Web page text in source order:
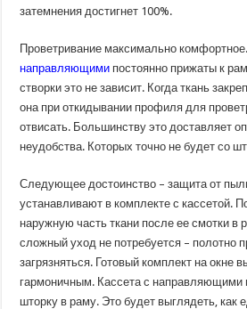
затемнения достигнет 100%.
Проветривание максимально комфортное.
направляющими постоянно прижаты к
створки это не зависит. Когда ткань
она при откидывании профиля для
отвисать. Большинству это доставляет
неудобства. Которых точно не будет со
Следующее достоинство – защита от
устанавливают в комплекте с кассетой.
наружную часть ткани после ее смотки в
сложный уход не потребуется – полотно
загрязняться. Готовый комплект на окне
гармоничным. Кассета с направляющими
шторку в раму. Это будет выглядеть, как